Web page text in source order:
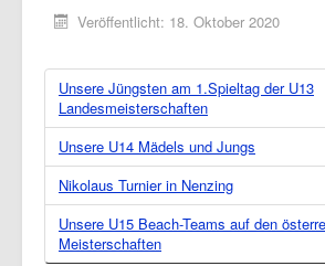
Veröffentlicht: 18. Oktober 2020
Unsere Jüngsten am 1.Spieltag der U13
Landesmeisterschaften
Unsere U14 Mädels und Jungs
Nikolaus Turnier in Nenzing
Unsere U15 Beach-Teams auf den
Meisterschaften